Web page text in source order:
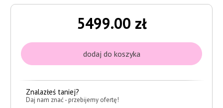
5499.00 zł
Znalazłeś taniej?
Daj nam znać - przebijemy ofertę!